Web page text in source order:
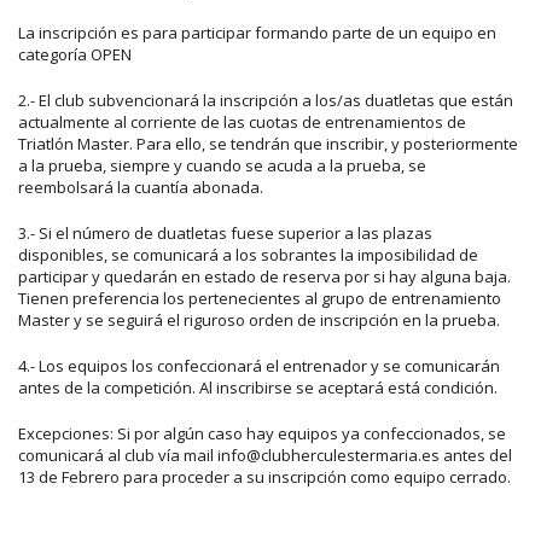
La inscripción es para participar formando parte de un equipo en
categoría OPEN
2.- El club subvencionará la inscripción a los/as duatletas que están
actualmente al corriente de las cuotas de entrenamientos de
Triatlón Master. Para ello, se tendrán que inscribir, y posteriormente
a la prueba, siempre y cuando se acuda a la prueba, se
reembolsará la cuantía abonada.
3.- Si el número de duatletas fuese superior a las plazas
disponibles, se comunicará a los sobrantes la imposibilidad de
participar y quedarán en estado de reserva por si hay alguna baja.
Tienen preferencia los pertenecientes al grupo de entrenamiento
Master y se seguirá el riguroso orden de inscripción en la prueba.
4.- Los equipos los confeccionará el entrenador y se comunicarán
antes de la competición. Al inscribirse se aceptará está condición.
Excepciones: Si por algún caso hay equipos ya confeccionados, se
comunicará al club vía mail info@clubherculestermaria.es antes del
13 de Febrero para proceder a su inscripción como equipo cerrado.